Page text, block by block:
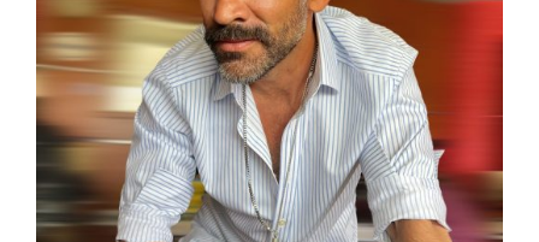
Της Οσίας Κεντραρισμένης Μαλακίας το Ανάγνωσμα…
Πρόσχωμεν!